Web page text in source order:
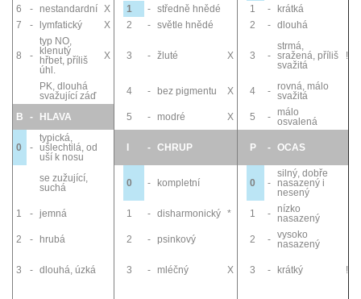
6
- nestandardní X 1 - středně hnědé 1 -
krátká
7
- lymfatický X 2 - světle hnědé 2 - dlouhá
8 -
typ NO,
klenutý
hřbet, příliš
úhl.
X 3 - žluté X 3 -
strmá,
sražená, příliš
svažitá
!
PK, dlouhá
svažující záď
4 - bez pigmentu X 4 - rovná, málo
svažitá
B
- HLAVA 5 - modré X 5 -
málo
osvalená
0 -
typická,
ušlechtilá, od
uší k nosu
- CHRUP P - OCAS
se zužující,
suchá
0 - kompletní 0 -
silný, dobře
nasazený i
nesený
1
- jemná 1 - disharmonický * 1 -
nízko
nasazený
2
- hrubá 2 - psinkový 2 - vysoko
nasazený
3 - dlouhá, úzká 3 - mléčný X 3 - krátký !